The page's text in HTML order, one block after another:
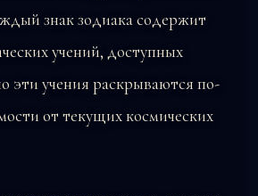
знак зодиака содержит
учений, доступных
эти учения раскрываются по-
от текущих космических